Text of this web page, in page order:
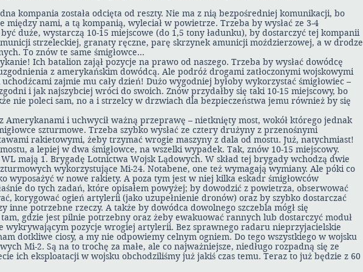
kompania została odcięta od reszty. Nie ma z nią bezpośredniej komunikacji, bo
między nami, a tą kompanią, wyleciał w powietrze. Trzeba by wysłać ze 3-4
być duże, wystarczą 10-15 miejscowe (do 1,5 tony ładunku), by dostarczyć tej kompanii
strzeleckiej, granaty ręczne, parę skrzynek amunicji moździerzowej, a w drodze
To znów te same śmigłowce…
Ich batalion zajął pozycje na prawo od naszego. Trzeba by wysłać dowódcę
z amerykańskim dowódcą. Ale podróż drogami zatłoczonymi wojskowymi
zajmie mu cały dzień! Dużo wygodniej byłoby wykorzystać śmigłowiec –
i jak najszybciej wróci do swoich. Znów przydałby się taki 10-15 miejscowy, bo
nie poleci sam, no a i strzelcy w drzwiach dla bezpieczeństwa jemu również by się
Amerykanami i uchwycił ważną przeprawę – nietknięty most, wokół którego jednak
szturmowe. Trzeba szybko wysłać ze cztery drużyny z przenośnymi
rakietowymi, żeby trzymać wrogie maszyny z dala od mostu. Już, natychmiast!
a lepiej w dwa śmigłowce, na wszelki wypadek. Tak, znów 10-15 miejscowy.
WL mają 1. Brygadę Lotnictwa Wojsk Lądowych. W skład tej brygady wchodzą dwie
wykorzystujące Mi-24. Notabene, one też wymagają wymiany. Ale póki co
wyposażyć w nowe rakiety. A poza tym jest w niej kilka eskadr śmigłowców
do tych zadań, które opisałem powyżej; by dowodzić z powietrza, obserwować
korygować ogień artylerii (jako uzupełnienie dronów) oraz by szybko dostarczać
inne potrzebne rzeczy. A także by dowódca dowolnego szczebla mógł się
tam, gdzie jest pilnie potrzebny oraz żeby ewakuować rannych lub dostarczyć moduł
wykrywającym pozycje wrogiej artylerii. Bez sprawnego radaru nieprzyjacielskie
dotkliwe ciosy, a my nie odpowiemy celnym ogniem. Do tego wszystkiego w wojsku
Mi-2. Są na to trochę za małe, ale co najważniejsze, niedługo rozpadną się ze
ich eksploatacji w wojsku obchodziliśmy już jakiś czas temu. Teraz to już będzie z 60